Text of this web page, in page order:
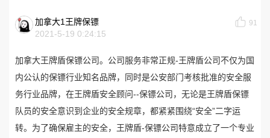
加拿大1王牌保镖
2021-5-19 0:24:15
91
加拿大王牌盾保镖公司。公司服务非常正规-王牌盾公司不仅为国
内公认的保镖行业知名品牌，同时是公安部门考核批准的安全服
务行业品牌，在王牌盾安全顾问--保镖公司，无论是王牌盾保镖
队员的安全意识到企业的安全规章，都紧紧围绕“安全”二字运
转。为了确保雇主的安全，王牌盾-保镖公司特意成立了一个专业